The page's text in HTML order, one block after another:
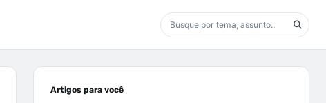
Artigos para você